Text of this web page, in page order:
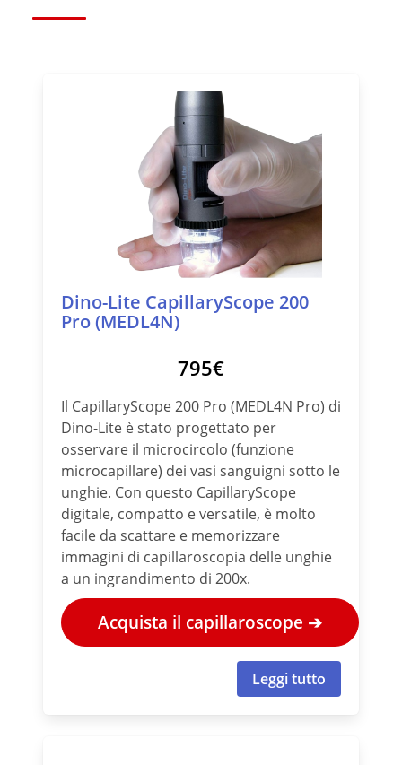
Dino-Lite CapillaryScope 200
Pro (MEDL4N)
795€
Il CapillaryScope 200 Pro (MEDL4N Pro) di
Dino-Lite è stato progettato per
osservare il microcircolo (funzione
microcapillare) dei vasi sanguigni sotto le
unghie. Con questo CapillaryScope
digitale, compatto e versatile, è molto
facile da scattare e memorizzare
immagini di capillaroscopia delle unghie
a un ingrandimento di 200x.
Acquista il capillaroscope ➔
Leggi tutto